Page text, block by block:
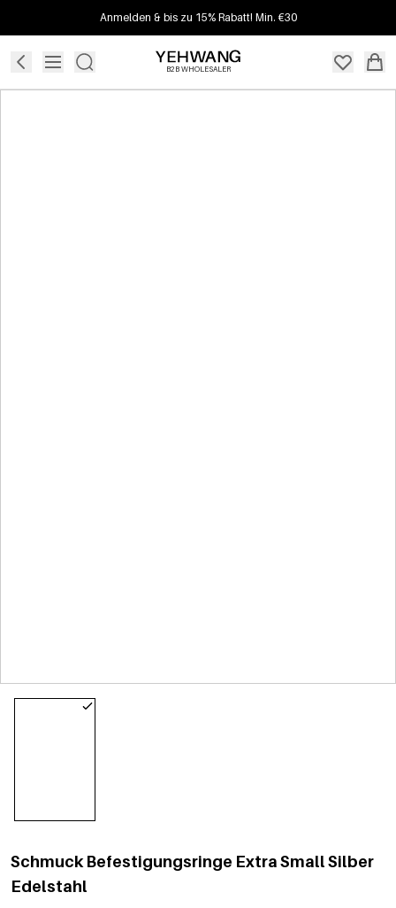
Anmelden & bis zu 15% Rabatt! Min. €30
B2B WHOLESALER
Schmuck Befestigungsringe Extra Small Silber
Edelstahl